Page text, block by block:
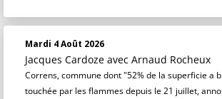
Mardi 4 Août 2026
Jacques Cardoze avec Arnaud Rocheux
Correns, commune dont "52% de la superficie a
touchée par les flammes depuis le 21 juillet,